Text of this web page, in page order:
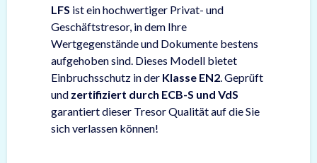
LFS ist ein hochwertiger Privat- und
Geschäftstresor, in dem Ihre
Wertgegenstände und Dokumente bestens
aufgehoben sind. Dieses Modell bietet
Einbruchsschutz in der Klasse EN2 . Geprüft
und zertifiziert durch ECB-S und VdS
garantiert dieser Tresor Qualität auf die Sie
sich verlassen können!